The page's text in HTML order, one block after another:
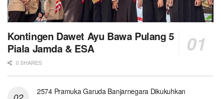
Kontingen Dawet Ayu Bawa Pulang 5
Piala Jamda & ESA
0 SHARES
2574 Pramuka Garuda Banjarnegara Dikukuhkan